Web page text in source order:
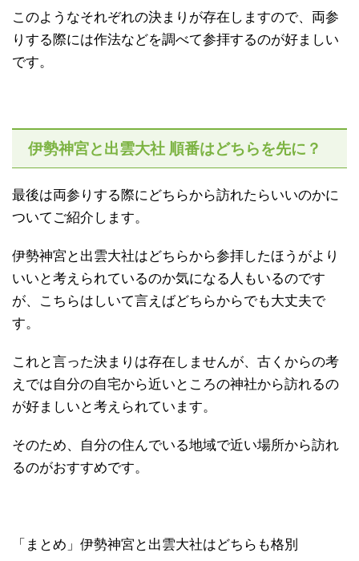
このようなそれぞれの決まりが存在しますので、両参
りする際には作法などを調べて参拝するのが好ましい
です。
伊勢神宮と出雲大社 順番はどちらを先に？
最後は両参りする際にどちらから訪れたらいいのかに
ついてご紹介します。
伊勢神宮と出雲大社はどちらから参拝したほうがより
いいと考えられているのか気になる人もいるのです
が、こちらはしいて言えばどちらからでも大丈夫で
す。
これと言った決まりは存在しませんが、古くからの考
えでは自分の自宅から近いところの神社から訪れるの
が好ましいと考えられています。
そのため、自分の住んでいる地域で近い場所から訪れ
るのがおすすめです。
「まとめ」伊勢神宮と出雲大社はどちらも格別